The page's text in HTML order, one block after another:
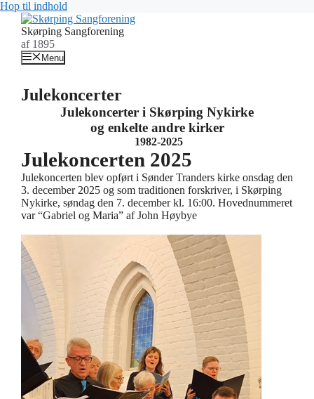
Hop til indhold
Skørping Sangforening
af 1895
Menu
Julekoncerter
Julekoncerter i Skørping Nykirke
og enkelte andre kirker
1982-2025
Julekoncerten 2025
Julekoncerten blev opført i Sønder Tranders kirke onsdag den
3. december 2025 og som traditionen forskriver, i Skørping
Nykirke, søndag den 7. december kl. 16:00. Hovednummeret
var “Gabriel og Maria” af John Høybye